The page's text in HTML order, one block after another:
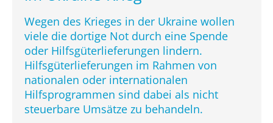
Wegen des Krieges in der Ukraine wollen
viele die dortige Not durch eine Spende
oder Hilfsgüterlieferungen lindern.
Hilfsgüterlieferungen im Rahmen von
nationalen oder internationalen
Hilfsprogrammen sind dabei als nicht
steuerbare Umsätze zu behandeln.